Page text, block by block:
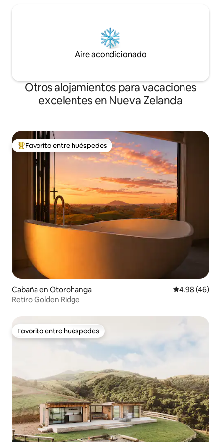
Aire acondicionado
Otros alojamientos para vacaciones
excelentes en Nueva Zelanda
Favorito entre huéspedes preferido
Favorito entre huéspedes
Cabaña en Otorohanga Calificación
4.98 (46)
Retiro Golden Ridge
Favorito entre huéspedes
Favorito entre huéspedes